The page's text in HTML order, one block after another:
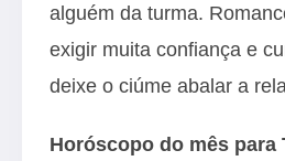
alguém da turma.
exigir muita confiança e
deixe o ciúme abalar a
Horóscopo do mês para